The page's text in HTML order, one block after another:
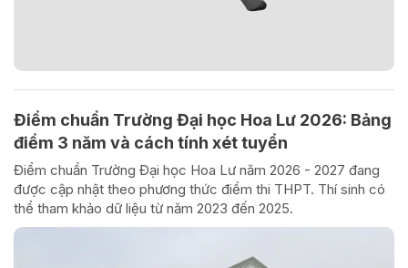
Điểm chuẩn Trường Đại học Hoa Lư 2026: Bảng
điểm 3 năm và cách tính xét tuyển
Điểm chuẩn Trường Đại học Hoa Lư năm 2026 - 2027 đang
được cập nhật theo phương thức điểm thi THPT. Thí sinh có
thể tham khảo dữ liệu từ năm 2023 đến 2025.